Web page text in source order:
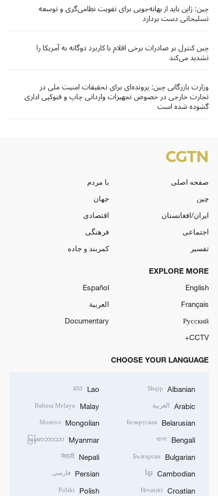
چین: ژاپن باید از بهانه‌جویی برای تقویت نظامی‌گری و توسعه
تسلیحاتی دست بردارد
چین کنترل بر صادرات برخی اقلام با کاربرد دوگانه به آمریکا را
تشدید می‌کند
وزارت بازرگانی چین: پرونده‌ای برای تحقیقات امنیت ملی در
تجارت خارجی در خصوص تجهیزات وارداتی چاپ و فتوکپی اداری
گشوده شده است
صفحه اصلی
با مردم
چین
جهان
ایران/افغانستان
اقتصادی
اجتماعی
فرهنگی
تفسیر
کمربند و جاده
EXPLORE MORE
English
Español
Français
العربية
Русский
Documentary
CCTV+
CHOOSE YOUR LANGUAGE
Albanian
Shqip
Arabic العربية
Belarusian
Беларуская
Bengali
বাংলা
Bulgarian
Български
Cambodian
ខ្មែរ
Croatian
Hrvatski
Lao
ລາວ
Malay
Bahasa Melayu
Mongolian
Монгол
Myanmar
မြန်မာဘာသာ
Nepali
नेपाली
Persian فارسی
Polish
Polski